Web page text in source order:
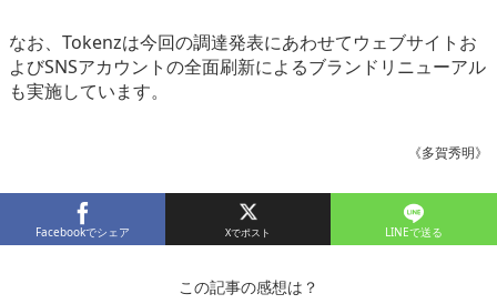
なお、Tokenzは今回の調達発表にあわせてウェブサイトお
よびSNSアカウントの全面刷新によるブランドリニューアル
も実施しています。
《多賀秀明》
Facebookでシェア LINEで送る
この記事の感想は？